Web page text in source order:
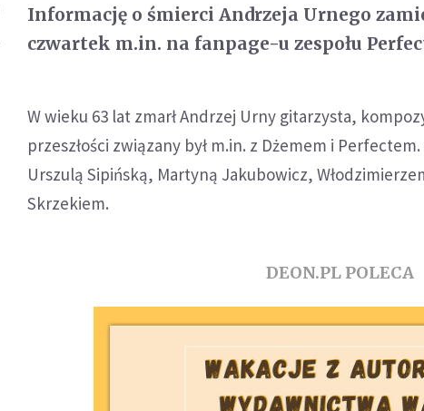
Informację o śmierci Andrzeja Urnego
czwartek m.in. na fanpage-u zespołu
W wieku 63 lat zmarł Andrzej Urny gitarzysta,
przeszłości związany był m.in. z Dżemem i
Urszulą Sipińską, Martyną Jakubowicz,
Skrzekiem.
DEON.PL POLECA